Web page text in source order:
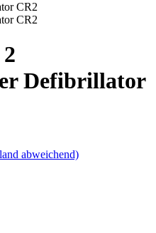
Defibrillator
abweichend)